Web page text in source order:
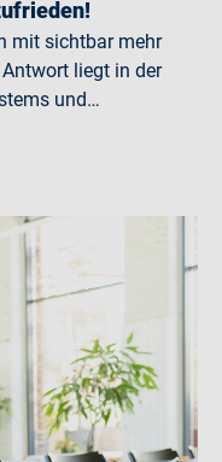
mit sichtbar mehr
liegt in der
und…